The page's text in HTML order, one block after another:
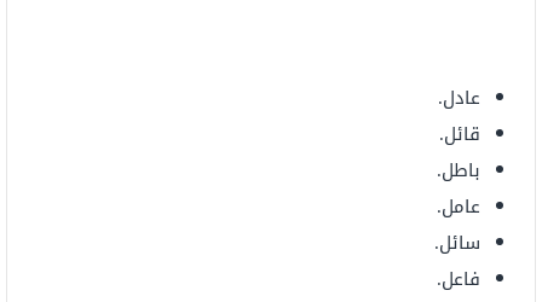
عادل.
قائل.
باطل.
عامل.
سائل.
فاعل.